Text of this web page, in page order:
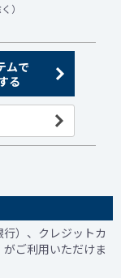
）
ムで
る
）、クレジットカ
ご利用いただけま